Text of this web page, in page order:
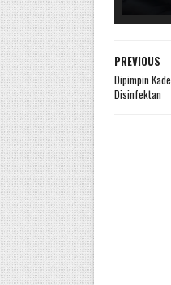
PREVIOUS
Dipimpin
Disinfektan